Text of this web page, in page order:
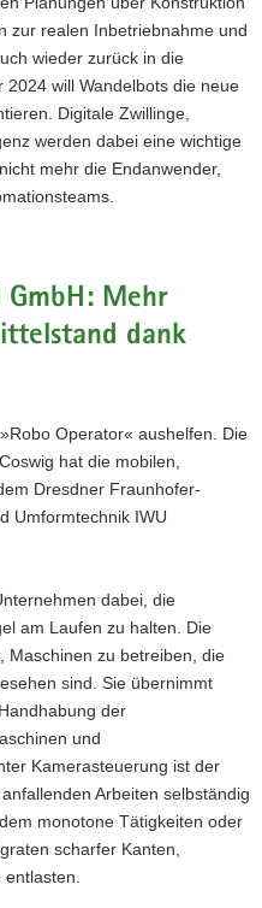
zur realen Inbetriebnahme und
wieder zurück in die
will Wandelbots die neue
Digitale Zwillinge,
werden dabei eine wichtige
mehr die Endanwender,
Mehr
dank
Operator« aushelfen. Die
hat die mobilen,
Dresdner Fraunhofer-
Umformtechnik IWU
dabei, die
am Laufen zu halten. Die
Maschinen zu betreiben, die
sind. Sie übernimmt
der
und
Kamerasteuerung ist der
Arbeiten selbständig
monotone Tätigkeiten oder
scharfer Kanten,